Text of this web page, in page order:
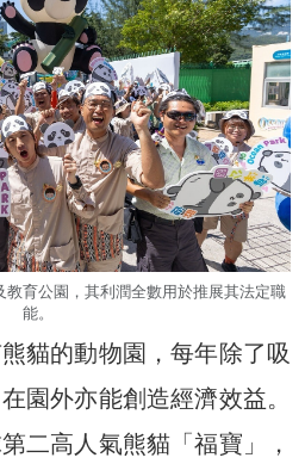
育公園，其利潤全數用於推展其法定職
能。
貓的動物園，每年除了吸
園外亦能創造經濟效益。
二高人氣熊貓「福寶」，